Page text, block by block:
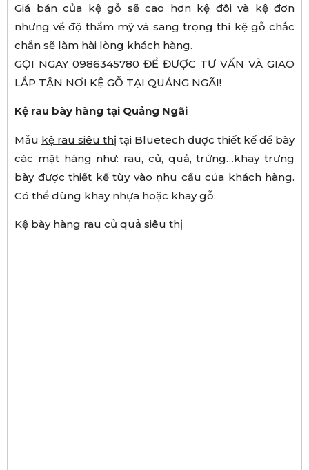
Giá bán của kệ gỗ sẽ cao hơn kệ đôi và kệ đơn
nhưng về độ thẩm mỹ và sang trọng thì kệ gỗ chắc
chắn sẽ làm hài lòng khách hàng.
GỌI NGAY 0986345780 ĐỂ ĐƯỢC TƯ VẤN VÀ GIAO
LẮP TẬN NƠI KỆ GỖ TẠI QUẢNG NGÃI!
Kệ rau bày hàng tại Quảng Ngãi
Mẫu kệ rau siêu thị tại Bluetech được thiết kế để bày
các mặt hàng như: rau, củ, quả, trứng…khay trưng
bày được thiết kế tùy vào nhu cầu của khách hàng.
Có thể dùng khay nhựa hoặc khay gỗ.
Kệ bày hàng rau củ quả siêu thị